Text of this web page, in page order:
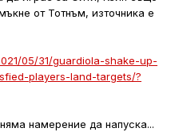
от Тотнъм, източника е
05/31/guardiola-shake-up-
players-land-targets/?
намерение да напуска...